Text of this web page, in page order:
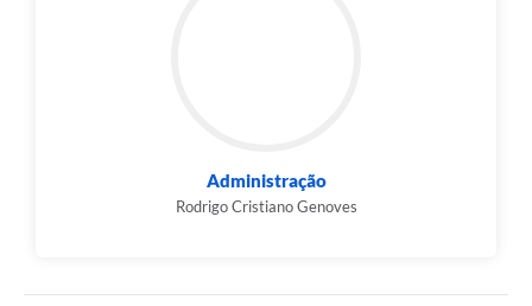
Administração
Rodrigo Cristiano Genoves